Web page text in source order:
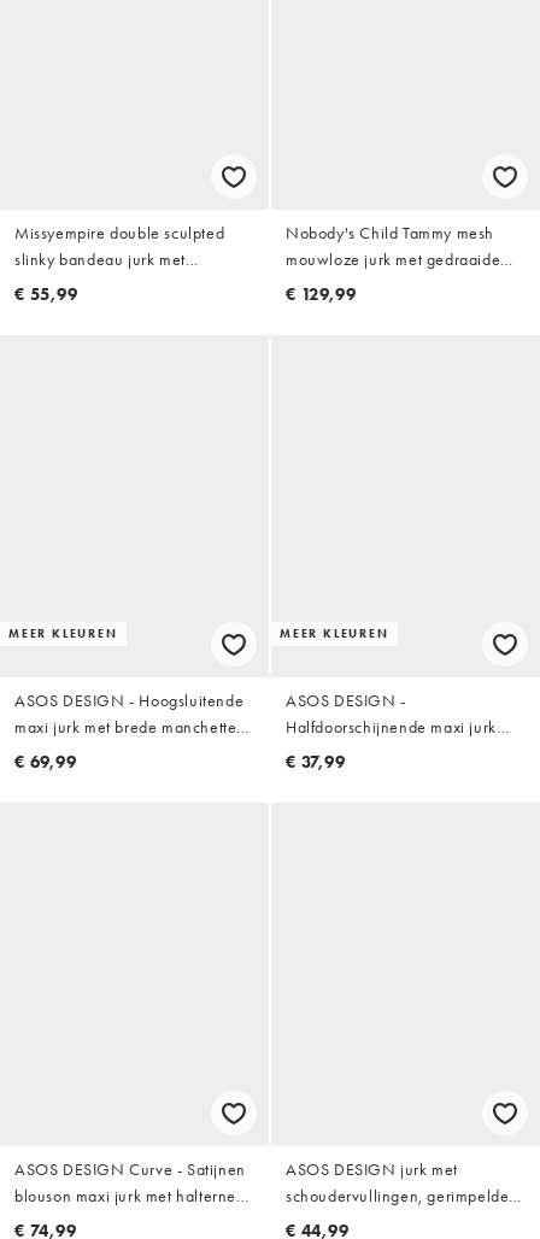
Missyempire double sculpted
slinky bandeau jurk met
gerimpelde taille in babyblauw
€ 55,99
Nobody's Child Tammy mesh
mouwloze jurk met gedraaide
taille, split vooraan, midi/maxi in
€ 129,99
MEER KLEUREN
ASOS DESIGN - Hoogsluitende
maxi jurk met brede manchetten
in lila
€ 69,99
MEER KLEUREN
ASOS DESIGN -
Halfdoorschijnende maxi jurk
van kreukelstof met kanten rand
€ 37,99
ASOS DESIGN Curve - Satijnen
blouson maxi jurk met halternek
in geschilderde bloemenprint
€ 74,99
ASOS DESIGN jurk met
schoudervullingen, gerimpelde
zijkant en bodycon-fit in zware
€ 44,99